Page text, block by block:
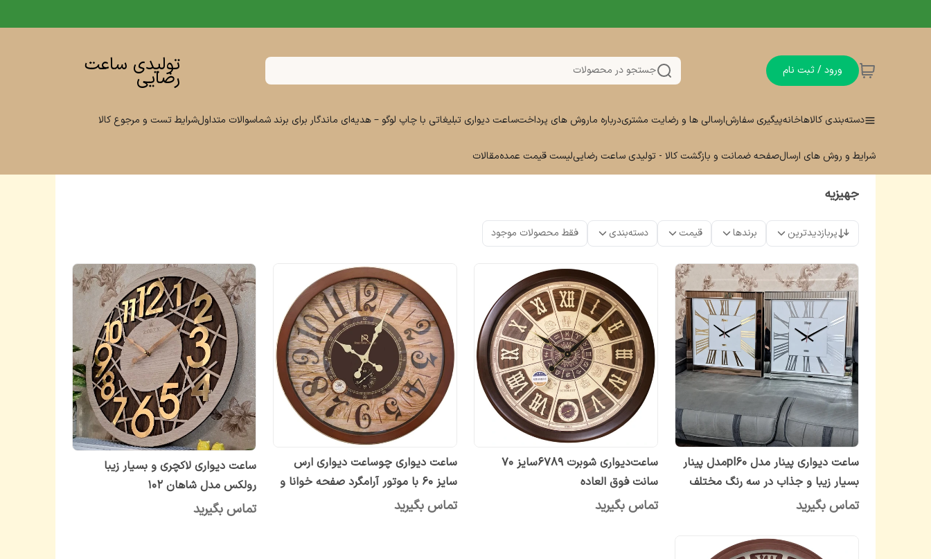
ورود / ثبت نام جستجو در محصولات تولیدی ساعت
رضایی
دسته‌بندی کالاهاخانهپیگیری سفارشارسالی ها و رضایت مشتریدرباره ماروش های پرداختساعت دیواری تبلیغاتی با چاپ لوگو – هدیه‌ای ماندگار برای برند شماسوالات متداولشرایط تست و مرجوع کالا
شرایط و روش های ارسالصفحه ضمانت و بازگشت کالا - تولیدی ساعت رضاییلیست قیمت عمدهمقالات
جهیزیه
پربازدیدترین برندها قیمت دسته‌بندی فقط محصولات موجود
ساعت دیواری پینار مدل pl۶۰مدل پینار
بسیار زیبا و جذاب در سه رنگ مختلف
برنز و نقره ای و طلایی
تماس بگیرید
ساعت‌دیواری شوبرت ۶۷۸۹سایز ۷۰
سانت فوق العاده
تماس بگیرید
ساعت دیواری چوساعت دیواری ارس
سایز 60 با موتور آرامگرد صفحه خوانا و
عقربه های بزرگ | مدل۵۵۰۱
تماس بگیرید
ساعت دیواری لاکچری و بسیار زیبا
رولکس مدل شاهان ۱۰۲
تماس بگیرید